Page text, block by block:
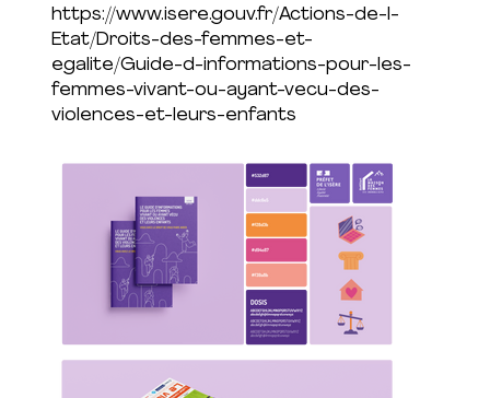
https://www.isere.gouv.fr/Actions-de-l-
Etat/Droits-des-femmes-et-
egalite/Guide-d-informations-pour-les-
femmes-vivant-ou-ayant-vecu-des-
violences-et-leurs-enfants